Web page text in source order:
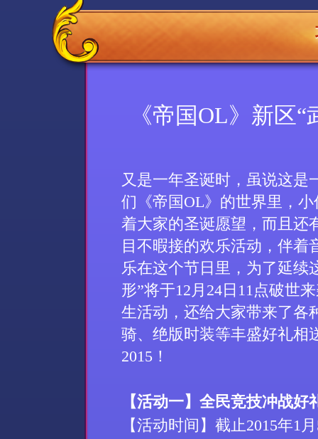
《帝国OL》新区
又是一年圣诞时，虽说这是
们《帝国OL》的世界里，
着大家的圣诞愿望，而且还
目不暇接的欢乐活动，伴着
乐在这个节日里，为了延续
形”将于12 月 24日 11点破世
生活动，还给大家带来了各
骑、绝版时装等丰盛好礼相
2015 ！
【活动一】全民竞技冲战好
【活动时间】截止2015年1 月